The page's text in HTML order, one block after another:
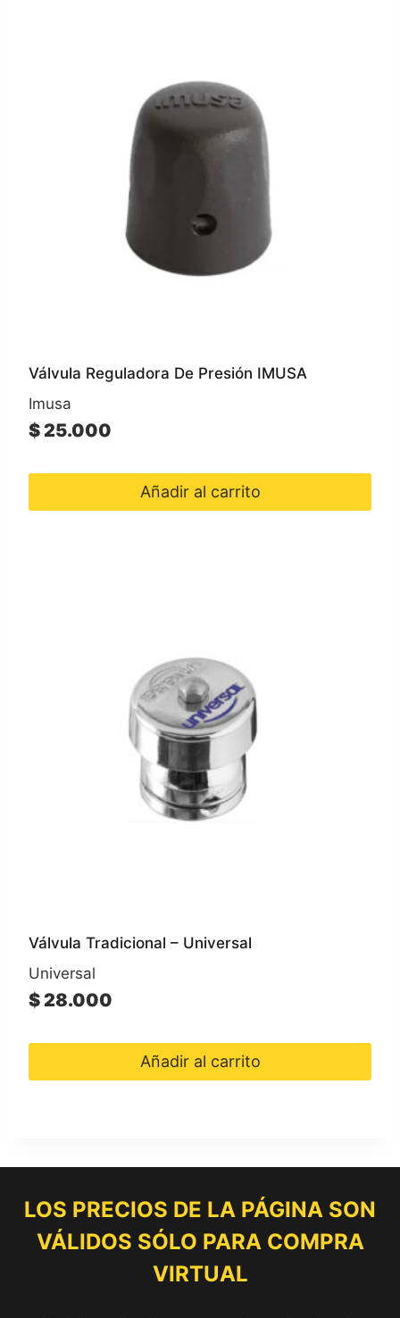
Válvula Reguladora De Presión IMUSA
Imusa
$25.000
Añadir al carrito
Válvula Tradicional – Universal
Universal
$28.000
Añadir al carrito
LOS PRECIOS DE LA PÁGINA SON
VÁLIDOS SÓLO PARA COMPRA
VIRTUAL